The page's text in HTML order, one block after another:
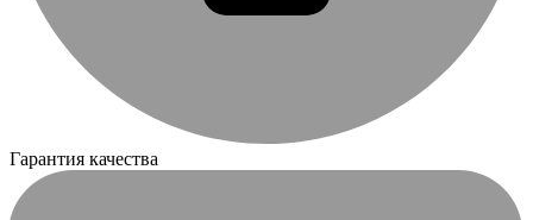
Гарантия качества